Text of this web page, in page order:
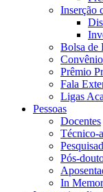
Inserção
Bolsa de
Prêmio
Fala
Ligas
Pessoas
Docentes
Técnico-
Pós-
In